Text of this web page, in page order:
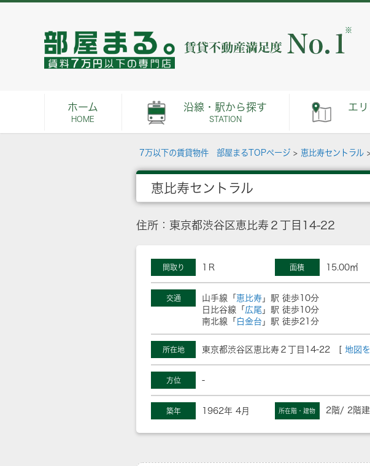
※
ホーム
HOME
沿線・駅から探す
STATION
エ
7万以下の賃貸物件 部屋まるTOPページ > 恵比寿セントラル
恵比寿セントラル
住所：東京都渋谷区恵比寿２丁目14-22
間取り 1Ｒ 面積 15.00㎡
交通 山手線「 恵比寿 」駅 徒歩10分
日比谷線「 広尾 」駅 徒歩10分
南北線「 白金台 」駅 徒歩21分
所在地 東京都渋谷区恵比寿２丁目14-22 [ 地図
方位 -
築年 1962年 4月 所在階・建物 2階/ 2階建